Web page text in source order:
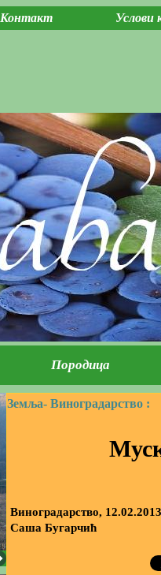
Контакт Услови
Земља- Виноградарство :
Виноградарство,
Саша Бугарчић
Породица